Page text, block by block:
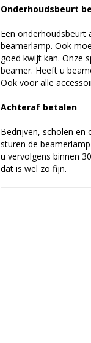
Onderhoudsbeurt
Een onderhoudsbeurt
beamerlamp. Ook
goed kwijt kan. Onze
beamer. Heeft u
Ook voor alle
Achteraf betalen
Bedrijven, scholen en
sturen de
u vervolgens binnen
dat is wel zo fijn.